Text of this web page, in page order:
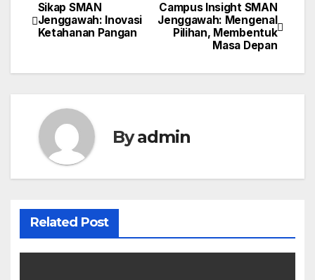
Navigasi
pos
Campus Insight SMAN
Jenggawah: Mengenal
Pilihan, Membentuk
Masa Depan
Sikap SMAN
Jenggawah: Inovasi
Ketahanan Pangan
Byadmin
Related Post